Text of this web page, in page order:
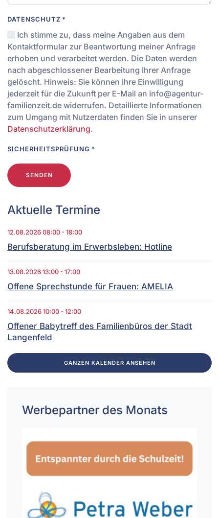
DATENSCHUTZ *
Kontaktformular zur Beantwortung meiner Anfrage
erhoben und verarbeitet werden. Die Daten werden
nach abgeschlossener Bearbeitung Ihrer Anfrage
gelöscht. Hinweis: Sie können Ihre Einwilligung
jederzeit für die Zukunft per E-Mail an info@agentur-
familienzeit.de widerrufen. Detaillierte Informationen
zum Umgang mit Nutzerdaten finden Sie in unserer
Datenschutzerklärung.
SICHERHEITSPRÜFUNG *
SENDEN
Aktuelle Termine
12.08.202608:00 - 18:00
Berufsberatung im Erwerbsleben: Hotline
13.08.202613:00 - 17:00
Offene Sprechstunde für Frauen: AMELIA
14.08.202610:00 - 12:00
Offener Babytreff des Familienbüros der Stadt
Langenfeld
GANZEN KALENDER ANSEHEN
Werbepartner des Monats